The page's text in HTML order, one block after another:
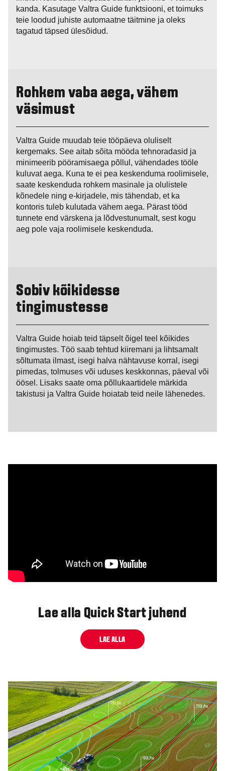
kanda. Kasutage Valtra Guide funktsiooni, et toimuks
teie loodud juhiste automaatne täitmine ja oleks
tagatud täpsed ülesõidud.
Rohkem vaba aega, vähem
väsimust
Valtra Guide muudab teie tööpäeva oluliselt
kergemaks. See aitab sõita mööda tehnoradasid ja
minimeerib pööramisaega põllul, vähendades tööle
kuluvat aega. Kuna te ei pea keskenduma roolimisele,
saate keskenduda rohkem masinale ja olulistele
kõnedele ning e-kirjadele, mis tähendab, et ka
kontoris tuleb kulutada vähem aega. Pärast tööd
tunnete end värskena ja lõdvestunumalt, sest kogu
aeg pole vaja roolimisele keskenduda.
Sobiv kõikidesse
tingimustesse
Valtra Guide hoiab teid täpselt õigel teel kõikides
tingimustes. Töö saab tehtud kiiremani ja lihtsamalt
sõltumata ilmast, isegi halva nähtavuse korral, isegi
pimedas, tolmuses või uduses keskkonnas, päeval või
öösel. Lisaks saate oma põllukaartidele märkida
takistusi ja Valtra Guide hoiatab teid neile lähenedes.
Lae alla Quick Start juhend
LAE ALLA